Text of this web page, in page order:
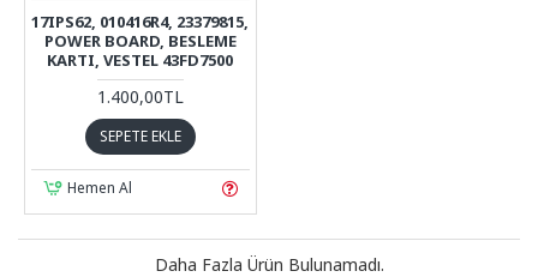
17IPS62, 010416R4, 23379815,
POWER BOARD, BESLEME
KARTI, VESTEL 43FD7500
1.400,00TL
SEPETE EKLE
Hemen Al
Daha Fazla Ürün Bulunamadı.